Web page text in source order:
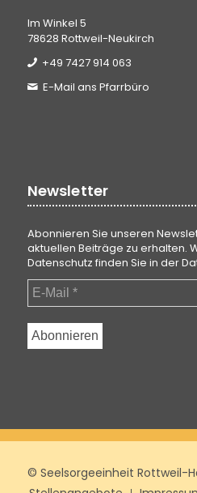
Im Winkel 5
78628 Rottweil-Neukirch
+49 7427 914 063
E-Mail ans Pfarrbüro
Newsletter
Abonnieren Sie unseren
aktuellen Beiträge zu erhalten.
Datenschutz finden Sie in der
© Seelsorgeeinheit Rottweil-